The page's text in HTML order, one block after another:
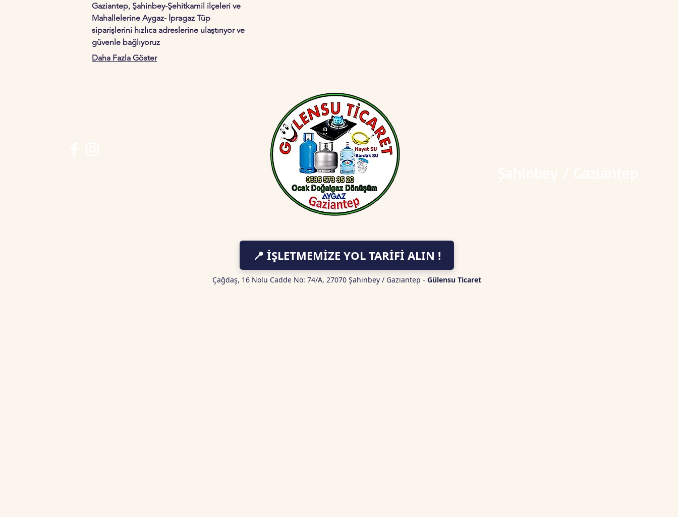
Gaziantep, Şahinbey-Şehitkamil ilçeleri ve
Mahallelerine Aygaz- İpragaz Tüp
siparişlerini hızlıca adreslerine ulaştırıyor ve
güvenle bağlıyoruz
Daha Fazla Göster
📍 İŞLETMEMİZE YOL TARİFİ ALIN !
Çağdaş, 16 Nolu Cadde No: 74/A, 27070 Şahinbey / Gaziantep - Gülensu Ticaret